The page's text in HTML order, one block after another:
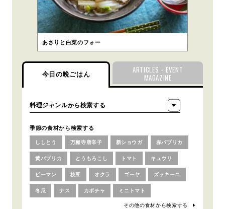
あさりと白菜のフォー
今日の晩ごはん
ARTICLES・EVENT
MAGAZINE
季節の食材から検索する
ししとう 万願寺唐辛子 新ショウガ 赤パプリカ
黄パプリカ とうもろこし トマト キュウリ
ピーマン 枝豆 オクラ ゴーヤ ズッキーニ
冬瓜 ナス カボチャ ミニトマト
その他の食材から検索する